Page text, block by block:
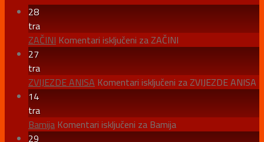
28
tra
ZAČINI Komentari isključeni za ZAČINI
27
tra
ZVIJEZDE ANISA Komentari isključeni za ZVIJEZDE ANISA
14
tra
Bamija Komentari isključeni za Bamija
29